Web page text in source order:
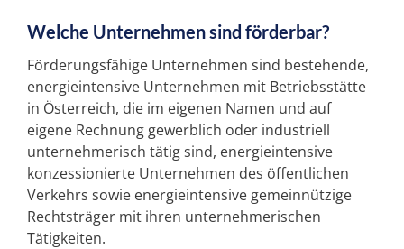
Welche Unternehmen sind förderbar?
Förderungsfähige Unternehmen sind bestehende,
energieintensive Unternehmen mit Betriebsstätte
in Österreich, die im eigenen Namen und auf
eigene Rechnung gewerblich oder industriell
unternehmerisch tätig sind, energieintensive
konzessionierte Unternehmen des öffentlichen
Verkehrs sowie energieintensive gemeinnützige
Rechtsträger mit ihren unternehmerischen
Tätigkeiten.